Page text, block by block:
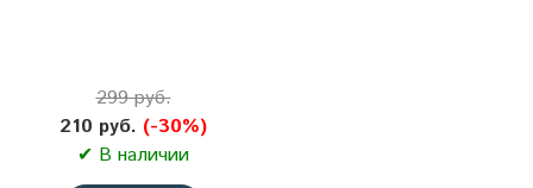
299 руб.
210 руб. (-30%)
✔ В наличии